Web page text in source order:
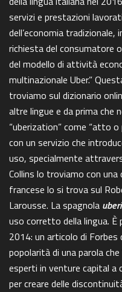
servizi e prestazioni
dell’economia
richiesta del consumatore
del modello di attività
multinazionale Uber.”
troviamo sul dizionario
altre lingue e da prima che
“uberization” come “atto
con un servizio che
uso, specialmente
Collins lo troviamo con
francese lo si trova sul
Larousse. La spagnola
uso corretto della lingua. È
2014: un articolo di Forbes
popolarità di una parola
esperti in venture capital a
per creare delle